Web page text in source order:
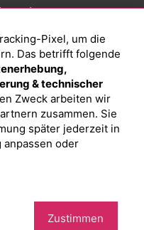
sind sind ETFs?
Vorteile
ist ein Fonds?
Pixel, um die
Das betrifft folgende
& technischer
Zweck arbeiten wir
zusammen. Sie
später jederzeit in
anpassen oder
Zustimmen